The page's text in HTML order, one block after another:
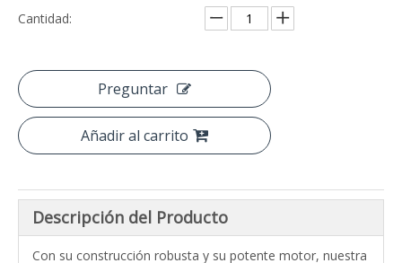
Cantidad:
Preguntar
Añadir al carrito
Descripción del Producto
Con su construcción robusta y su potente motor, nuestra